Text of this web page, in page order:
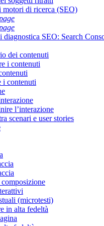
motori di ricerca (SEO)
diagnostica SEO: Search
dei contenuti
i contenuti
i contenuti
l’interazione
scenari e user stories
(microtesti)
in alta fedeltà